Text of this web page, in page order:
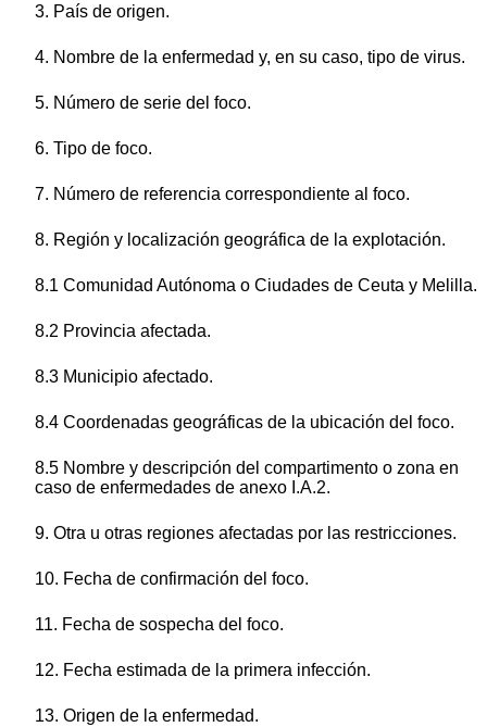
3. País de origen.
4. Nombre de la enfermedad y, en su caso, tipo de virus.
5. Número de serie del foco.
6. Tipo de foco.
7. Número de referencia correspondiente al foco.
8. Región y localización geográfica de la explotación.
8.1 Comunidad Autónoma o Ciudades de Ceuta y Melilla.
8.2 Provincia afectada.
8.3 Municipio afectado.
8.4 Coordenadas geográficas de la ubicación del foco.
8.5 Nombre y descripción del compartimento o zona en
caso de enfermedades de anexo I.A.2.
9. Otra u otras regiones afectadas por las restricciones.
10. Fecha de confirmación del foco.
11. Fecha de sospecha del foco.
12. Fecha estimada de la primera infección.
13. Origen de la enfermedad.